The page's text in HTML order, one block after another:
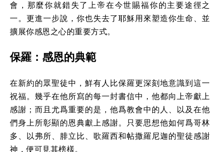
會，那麼你就錯失了上帝在今世賜福你的主要途徑之
一。更進一步說，你也失去了耶穌用來塑造你生命、並
擴展你感恩之心的重要方式。
保羅：感恩的典範
在新約的眾聖徒中，鮮有人比保羅更深刻地意識到這一
祝福。幾乎在他所寫的每一封書信中，他都向上帝獻上
感謝；而且尤爲重要的是，他爲教會中的人、以及在他
們身上所彰顯的恩典獻上感謝。只要思想他如何爲哥林
多、以弗所、腓立比、歌羅西和帖撒羅尼迦的聖徒感謝
神，便可見其榜樣。